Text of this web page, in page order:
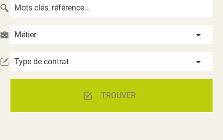
Métier
Type de contrat
TROUVER